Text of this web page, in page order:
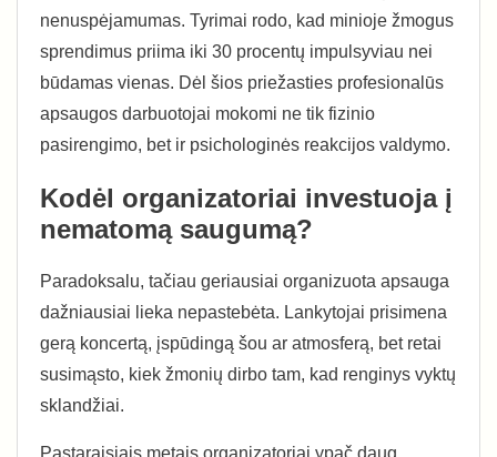
nenuspėjamumas. Tyrimai rodo, kad minioje žmogus
sprendimus priima iki 30 procentų impulsyviau nei
būdamas vienas. Dėl šios priežasties profesionalūs
apsaugos darbuotojai mokomi ne tik fizinio
pasirengimo, bet ir psichologinės reakcijos valdymo.
Kodėl organizatoriai investuoja į
nematomą saugumą?
Paradoksalu, tačiau geriausiai organizuota apsauga
dažniausiai lieka nepastebėta. Lankytojai prisimena
gerą koncertą, įspūdingą šou ar atmosferą, bet retai
susimąsto, kiek žmonių dirbo tam, kad renginys vyktų
sklandžiai.
Pastaraisiais metais organizatoriai ypač daug